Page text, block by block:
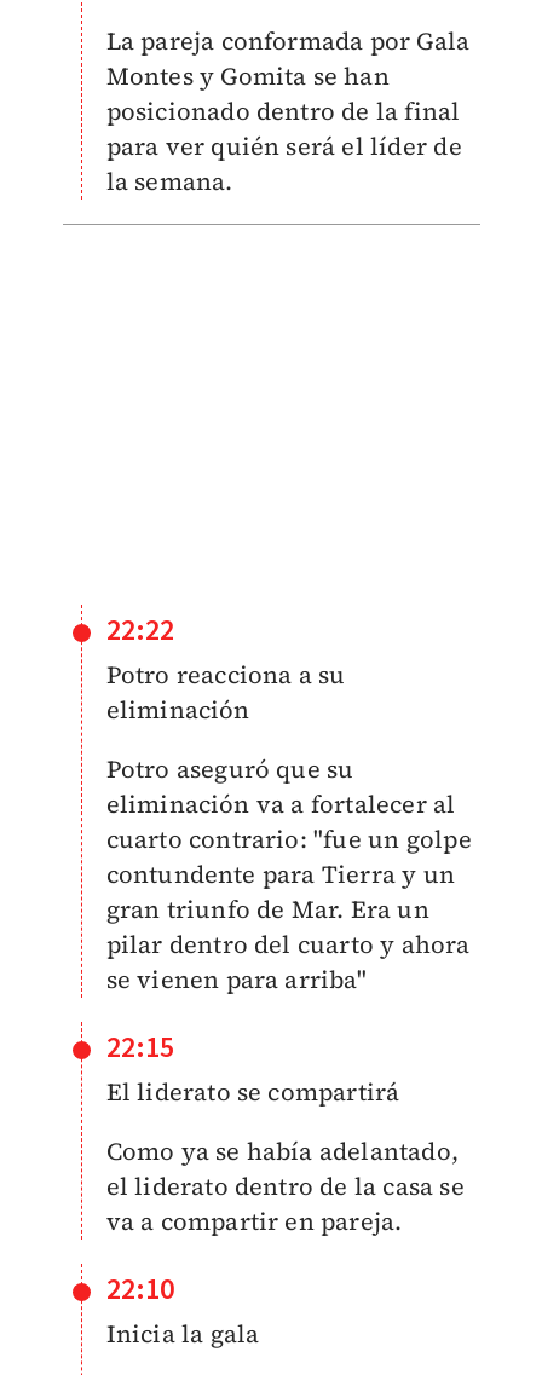
La pareja conformada por Gala
Montes y Gomita se han
posicionado dentro de la final
para ver quién será el líder de
la semana.
22:22
Potro reacciona a su
eliminación
Potro aseguró que su
eliminación va a fortalecer al
cuarto contrario: "fue un golpe
contundente para Tierra y un
gran triunfo de Mar. Era un
pilar dentro del cuarto y ahora
se vienen para arriba"
22:15
El liderato se compartirá
Como ya se había adelantado,
el liderato dentro de la casa se
va a compartir en pareja.
22:10
Inicia la gala